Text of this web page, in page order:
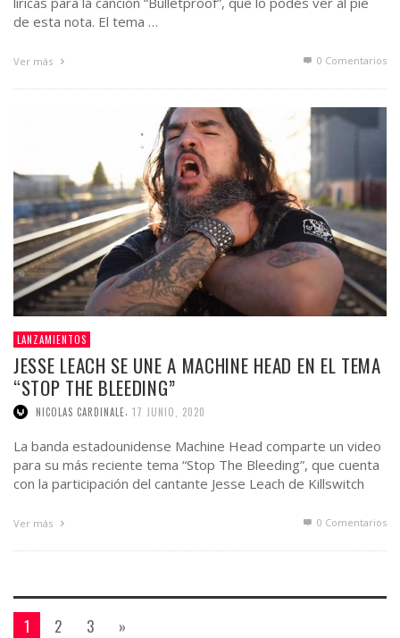
de esta nota. El tema …
Ver más 0 Comentarios
LANZAMIENTOS
JESSE LEACH SE UNE A MACHINE HEAD EN EL TEMA
“STOP THE BLEEDING”
NICOLAS CARDINALE 17 JUNIO, 2020
La banda estadounidense Machine Head comparte un video
para su más reciente tema “Stop The Bleeding”, que cuenta
con la participación del cantante Jesse Leach de Killswitch
Ver más 0 Comentarios
1 2 3 »